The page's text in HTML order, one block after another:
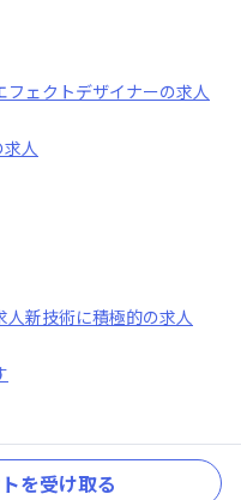
フェクトデザイナーの求人
求人
人新技術に積極的の求人
を受け取る